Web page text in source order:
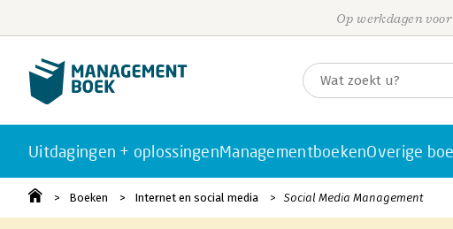
Op werkdagen
Uitdagingen + oplossingenManagementboekenOverige
Boeken Internet en social media Social Media Management